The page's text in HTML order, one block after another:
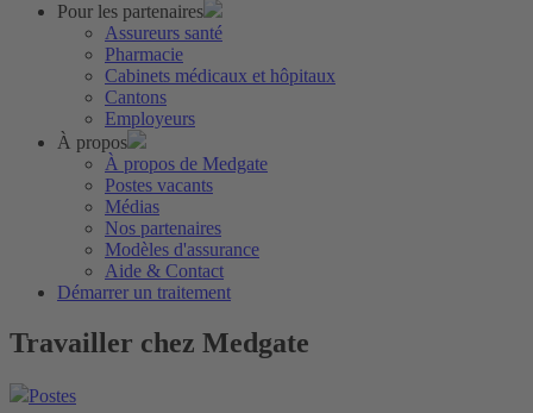
Pour les partenaires
Assureurs santé
Pharmacie
Cabinets médicaux et hôpitaux
Cantons
Employeurs
À propos
À propos de Medgate
Postes vacants
Médias
Nos partenaires
Modèles d'assurance
Aide & Contact
Démarrer un traitement
Travailler chez Medgate
Postes